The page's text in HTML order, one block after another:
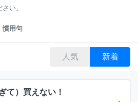
い。
慣用句
人気 新着
て）買えない！